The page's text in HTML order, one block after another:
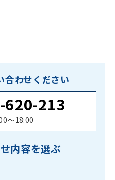
合わせください
620-213
〜18:00
内容を選ぶ